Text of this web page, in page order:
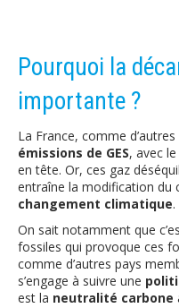
Pourquoi la
importante ?
La France, comme
émissions de GES, avec
en tête. Or, ces gaz
entraîne la modification du
changement climatique.
On sait notamment que
fossiles qui provoque ces
comme d’autres pays
s’engage à suivre une
est la neutralité carbone